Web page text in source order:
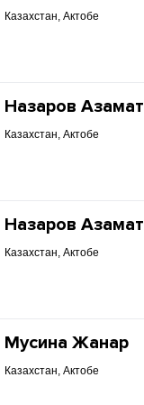
Казахстан, Актобе
Назаров Азамат
Казахстан, Актобе
Назаров Азамат
Казахстан, Актобе
Мусина Жанар
Казахстан, Актобе